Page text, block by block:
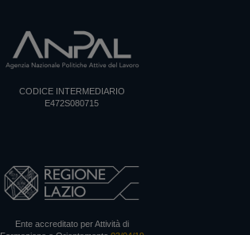
CODICE INTERMEDIARIO
E472S080715
Ente accreditato per Attività di